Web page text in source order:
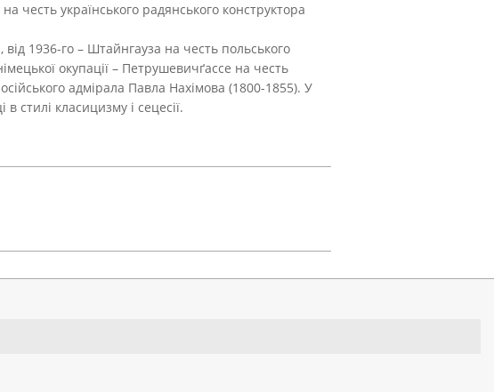
честь українського радянського конструктора
від 1936-го – Штайнгауза на честь польського
окупації – Петрушевичґассе на честь
адмірала Павла Нахімова (1800-1855). У
стилі класицизму і сецесії.